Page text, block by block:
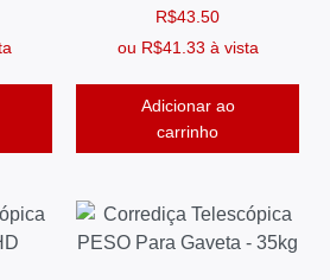
R$43.50
ou R$41.33 à vista
Adicionar ao
carrinho